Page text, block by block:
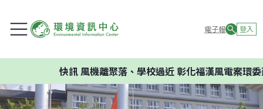
電子報 登入
風機離聚落、學校過近 彰化福漢風電案環委建議不